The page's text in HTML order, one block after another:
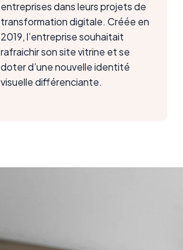
entreprises dans leurs projets de
transformation digitale. Créée en
2019, l’entreprise souhaitait
rafraichir son site vitrine et se
doter d’une nouvelle identité
visuelle différenciante.